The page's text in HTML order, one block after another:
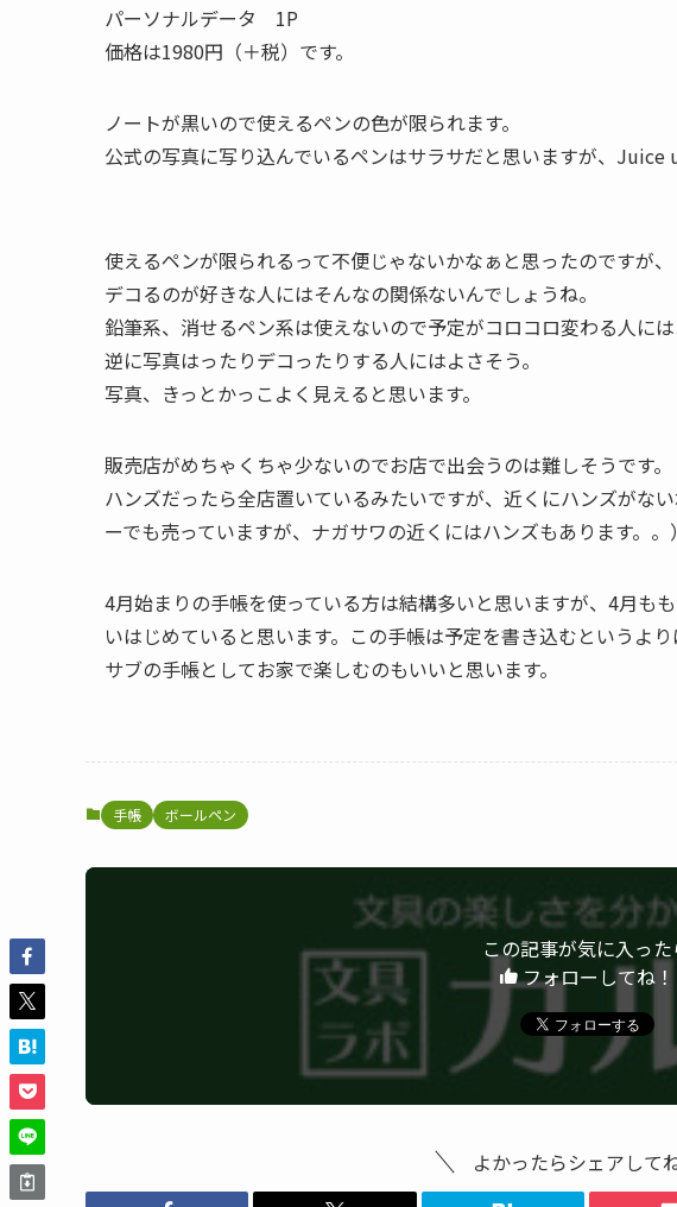
パーソナルデータ 1P
価格は1980円（＋税）です。
ノートが黒いので使えるペンの色が限られます。
公式の写真に写り込んでいるペンはサラサだと思いますが、Juice
使えるペンが限られるって不便じゃないかなぁと思ったのですが、
デコるのが好きな人にはそんなの関係ないんでしょうね。
鉛筆系、消せるペン系は使えないので予定がコロコロ変わる人に
逆に写真はったりデコったりする人にはよさそう。
写真、きっとかっこよく見えると思います。
販売店がめちゃくちゃ少ないのでお店で出会うのは難しそうです。
ハンズだったら全店置いているみたいですが、近くにハンズがな
ーでも売っていますが、ナガサワの近くにはハンズもあります。。）
4月始まりの手帳を使っている方は結構多いと思いますが、4月も
いはじめていると思います。この手帳は予定を書き込むというよ
サブの手帳としてお家で楽しむのもいいと思います。
手帳 ボールペン
この記事が気に入った
フォローしてね！
よかったらシェアして